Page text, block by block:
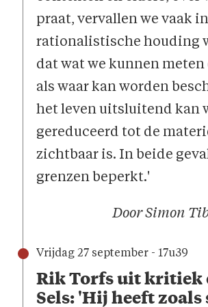
praat, vervallen we vaak
rationalistische houding
dat wat we kunnen meten
als waar kan worden
het leven uitsluitend kan
gereduceerd tot de
zichtbaar is. In beide
grenzen beperkt.'
Door Simon
Vrijdag 27 september - 17u39
Rik Torfs uit kritiek
Sels: 'Hij heeft zoals